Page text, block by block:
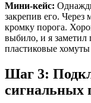
Мини-кейс:
закрепив его. Через
кромку порога.
выбило, и я заметил
пластиковые
Шаг 3:
сигнальных